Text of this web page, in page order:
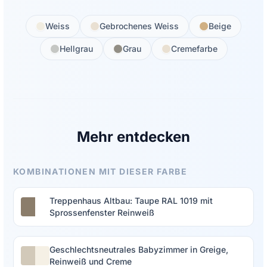
Weiss Gebrochenes Weiss Beige
Hellgrau Grau Cremefarbe
Mehr entdecken
KOMBINATIONEN MIT DIESER FARBE
Treppenhaus Altbau: Taupe RAL 1019 mit
Sprossenfenster Reinweiß
Geschlechtsneutrales Babyzimmer in Greige,
Reinweiß und Creme